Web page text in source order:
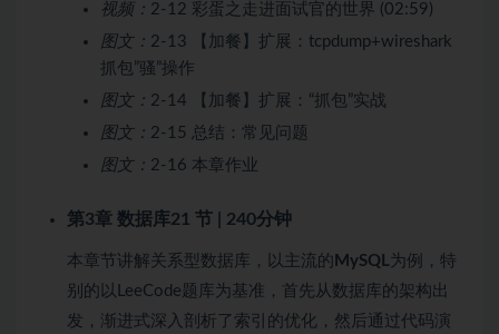
视频： 2-12 彩蛋之走进面试官的世界 (02:59)
图文： 2-13 【加餐】扩展：tcpdump+wireshark
抓包”骚”操作
图文： 2-14 【加餐】扩展：“抓包”实战
图文： 2-15 总结：常见问题
图文： 2-16 本章作业
第3章 数据库21 节 | 240分钟
本章节讲解关系型数据库，以主流的 MySQL为例，特
别的以LeeCode题库为基准，首先从数据库的架构出
发，渐进式深入剖析了索引的优化，然后通过代码演